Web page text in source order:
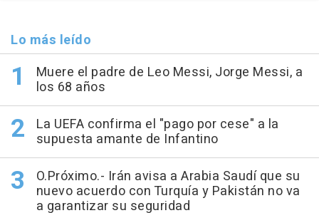
Lo más leído
Muere el padre de Leo Messi, Jorge Messi, a
los 68 años
La UEFA confirma el "pago por cese" a la
supuesta amante de Infantino
O.Próximo.- Irán avisa a Arabia Saudí que su
nuevo acuerdo con Turquía y Pakistán no va
a garantizar su seguridad